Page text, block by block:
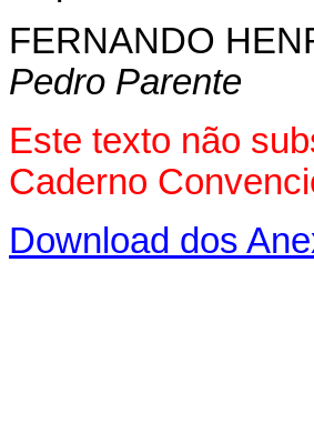
FERNANDO
Pedro Parente
Este texto não
Caderno
Download dos